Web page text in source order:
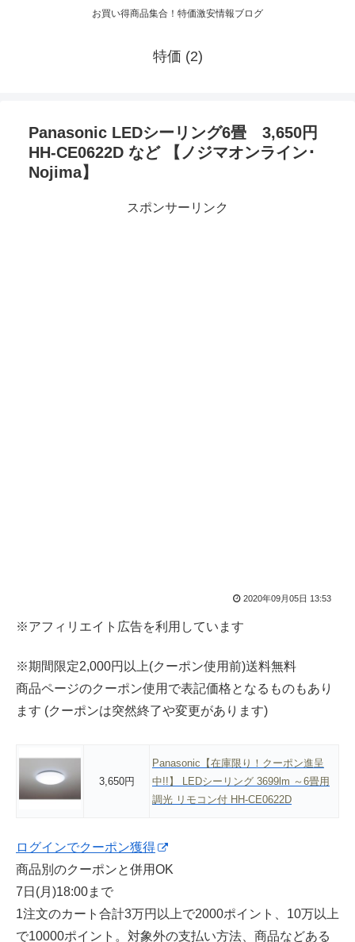
お買い得商品集合！特価激安情報ブログ
特価 (2)
Panasonic LEDシーリング6畳 3,650円
HH-CE0622D など 【ノジマオンライン･
Nojima】
スポンサーリンク
2020年09月05日 13:53
※アフィリエイト広告を利用しています
※期間限定2,000円以上(クーポン使用前)送料無料
商品ページのクーポン使用で表記価格となるものもあり
ます (クーポンは突然終了や変更があります)
3,650円
Panasonic【在庫限り！クーポン進呈
中!!】 LEDシーリング 3699lm ～6畳用
調光 リモコン付 HH-CE0622D
ログインでクーポン獲得
商品別のクーポンと併用OK
7日(月)18:00まで
1注文のカート合計3万円以上で2000ポイント、10万以上
で10000ポイント。対象外の支払い方法、商品などある